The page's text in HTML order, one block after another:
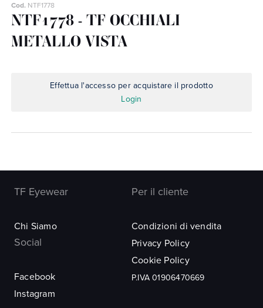
Cod. NTF1778
NTF1778 - TF OCCHIALI
METALLO VISTA
Effettua l'accesso per acquistare il prodotto
Login
TF Eyewear
Chi Siamo
Per il cliente
Condizioni di vendita
Social
Facebook
Instagram
Privacy Policy
Cookie Policy
P.IVA 01906470669